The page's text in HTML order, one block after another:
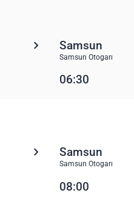
Samsun
Samsun Otogarı
06:30
Samsun
Samsun Otogarı
08:00